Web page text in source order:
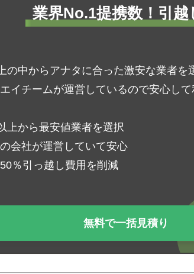
業界No.1提携数！引越
の中からアナタに合った激安な業者を
イチームが運営しているので安心して
上から最安値業者を選択
会社が運営していて安心
％引っ越し費用を削減
無料で一括見積り